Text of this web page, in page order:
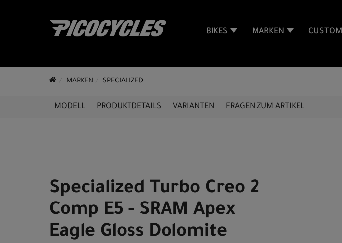
BIKES MARKEN CUSTOM
MARKEN SPECIALIZED
MODELL PRODUKTDETAILS VARIANTEN FRAGEN ZUM ARTIKEL
Specialized Turbo Creo 2
Comp E5 - SRAM Apex
Eagle Gloss Dolomite